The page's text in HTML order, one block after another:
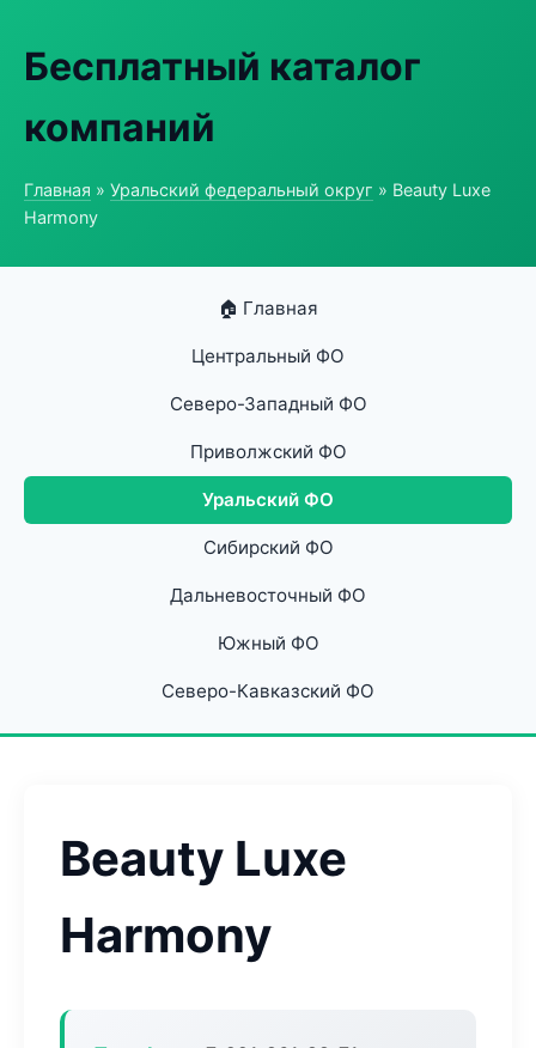
Бесплатный каталог
компаний
Главная » Уральский федеральный округ » Beauty Luxe
Harmony
🏠 Главная
Центральный ФО
Северо-Западный ФО
Приволжский ФО
Уральский ФО
Сибирский ФО
Дальневосточный ФО
Южный ФО
Северо-Кавказский ФО
Beauty Luxe
Harmony